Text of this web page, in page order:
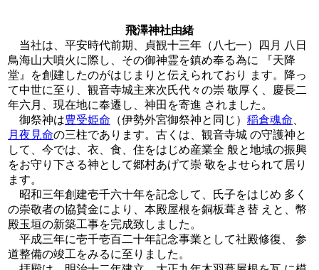
飛澤神社由緒
当社は、平安時代前期、貞観十三年（八七一）四月 八日
鳥海山大噴火に際し、その御神霊を鎮め奉る為に 『天降
堂』を創建したのがはじまりと伝えられており ます。降っ
て中世に至り、観音寺城主来次氏代々の崇 敬厚く、慶長二
年六月、現在地に奉遷し、神田を寄進 されました。
御祭神は豊受姫命 （伊勢外宮御祭神と同じ） 稲倉魂命
月夜見命の三柱であります。古くは、観音寺城 の守護神と
して、今では、衣、食、住をはじめ産業全 般と地域の振興
をお守り下さる神として郷村あげて崇 敬をよせられて居り
ます。
昭和三年創建壱千六十年を記念して、氏子をはじめ 多く
の崇敬者の協賛金により、本殿屋根を銅板葺き替 えと、幣
殿玉垣の新築工事を完成致しました。
平成三年に壱千壱百二十年記念事業として社殿修復、 参
道整備の竣工をみるに至りました。